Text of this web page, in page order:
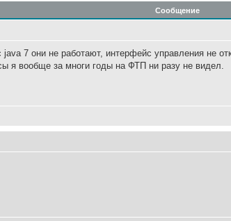
Сообщение
7 они не работают, интерфейс управления не
я вообще за многи годы на ФТП ни разу не видел.